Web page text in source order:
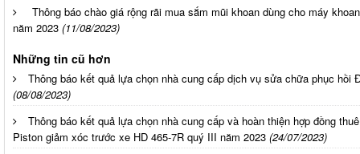
Thông báo chào giá rộng rãi mua sắm mũi khoan dùng cho máy
năm 2023 (11/08/2023)
Những tin cũ hơn
Thông báo kết quả lựa chọn nhà cung cấp dịch vụ sửa chữa phục hồi
(08/08/2023)
Thông báo kết quả lựa chọn nhà cung cấp và hoàn thiện hợp đồng
Piston giảm xóc trước xe HD 465-7R quý III năm 2023 (24/07/2023)